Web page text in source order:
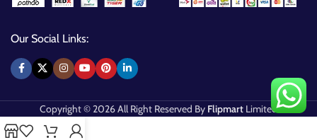
Our Social Links:
Copyright © 2026 All Right Reserved By Flipmart Limited